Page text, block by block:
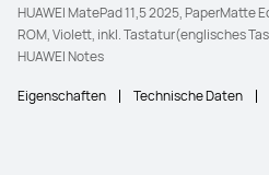
HUAWEI MatePad 11,5 2025, PaperMatte
ROM, Violett, inkl. Tastatur(englisches
HUAWEI Notes
Eigenschaften Technische Daten